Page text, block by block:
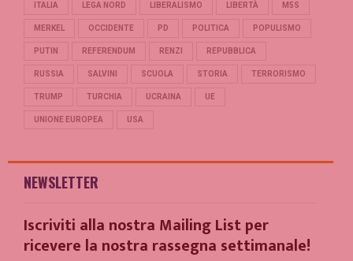
ITALIA LEGA NORD LIBERALISMO LIBERTÀ M5S
MERKEL OCCIDENTE PD POLITICA POPULISMO
PUTIN REFERENDUM RENZI REPUBBLICA
RUSSIA SALVINI SCUOLA STORIA TERRORISMO
TRUMP TURCHIA UCRAINA UE
UNIONE EUROPEA USA
NEWSLETTER
Iscriviti alla nostra Mailing List per
ricevere la nostra rassegna settimanale!